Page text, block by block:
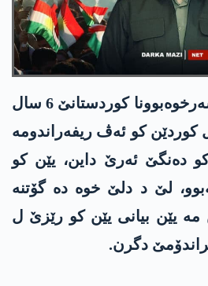
ل سەر ریفراندۆما سەرخوەبوونا کوردستانێ 6 سال
کو ئەڤ ریفەراندومە
دەنگێ ئەرێ داین، یێن کو
لێ د دلێ خوە دە گۆتنە
یێن بیانی یێن کو رێزێ ل
دگرن.